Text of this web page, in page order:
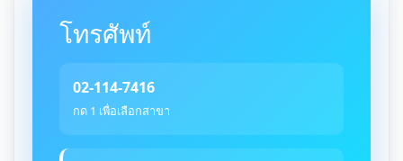
โทรศัพท์
02-114-7416
กด 1 เพื่อเลือกสาขา